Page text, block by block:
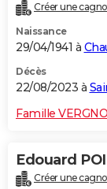
Créer une
Naissance
29/04/1941 à
Décès
22/08/2023 à
Famille
Edouard
Créer une